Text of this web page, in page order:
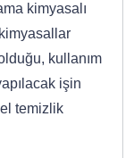
kimyasalı
kullanım
işin
temizlik